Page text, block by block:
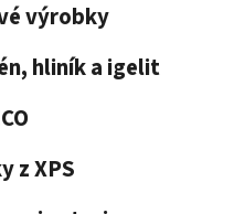
výrobky
hliník a igelit
z XPS